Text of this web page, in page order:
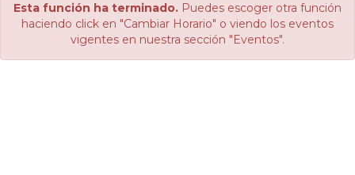
Esta función ha terminado. Puedes escoger otra función
haciendo click en "Cambiar Horario" o viendo los eventos
vigentes en nuestra sección "Eventos".